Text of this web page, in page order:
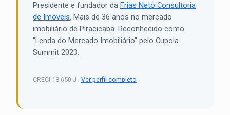
Presidente e fundador da Frias Neto Consultoria
de Imóveis. Mais de 36 anos no mercado
imobiliário de Piracicaba. Reconhecido como
"Lenda do Mercado Imobiliário" pelo Cupola
Summit 2023.
CRECI 18.650-J · Ver perfil completo